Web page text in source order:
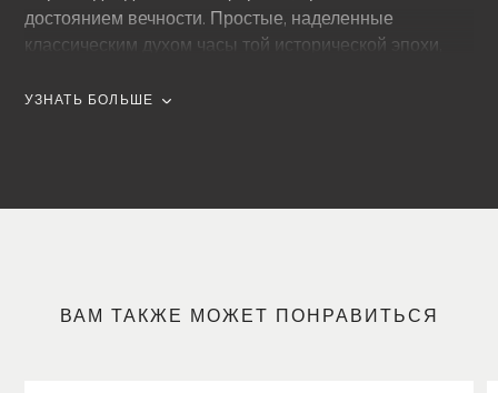
достоянием вечности. Простые, наделенные
классическим духом часы той исторической эпохи,
оформленным циферблатом, определили новые
Классический сдержанный дизайн позволяет по
одного взгляда на циферблат. Образец сдержанной
УЗНАТЬ БОЛЬШЕ
ВАМ ТАКЖЕ МОЖЕТ ПОНРАВИТЬСЯ